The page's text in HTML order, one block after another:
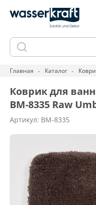
Главная Каталог
Коврик для
BM-8335 Raw
Артикул: BM-8335